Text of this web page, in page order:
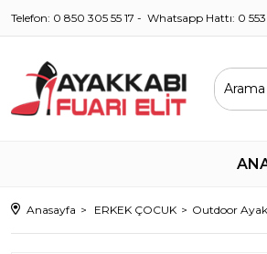
Telefon: 0 850 305 55 17 - Whatsapp Hattı: 0 553
Anasayfa ERKEK ÇOCUK Outdoor